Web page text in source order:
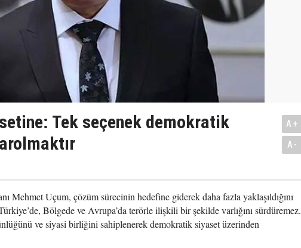
Tek seçenek demokratik
A+
A-
Mehmet Uçum, çözüm sürecinin hedefine giderek daha fazla yaklaşıldığını
Bölgede ve Avrupa’da terörle ilişkili bir şekilde varlığını sürdüremez.
ve siyasi birliğini sahiplenerek demokratik siyaset üzerinden